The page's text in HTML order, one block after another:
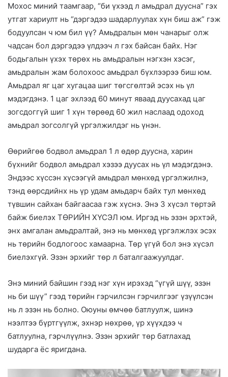
Мохос миний таамгаар, “би үхээд л амьдрал дуусна” гэх
утгат хариулт нь “дэргэдээ шадарлуулах хүн биш аж” гэж
бодуулсан ч юм бил үү? Амьдралын мөн чанарыг олж
чадсан бол дэргэдээ үлдээч л гэх байсан байх. Нэг
бодьгалын үхэх төрөх нь амьдралын нэгхэн хэсэг,
амьдралын жам болохоос амьдрал бүхлээрээ биш юм.
Амьдрал яг цаг хугацаа шиг төгсгөлтэй эсэх нь үл
мэдэгдэнэ. 1 цаг эхлээд 60 минут яваад дуусахад цаг
зогсдоггүй шиг 1 хүн төрөөд 60 жил наслаад одоход
амьдрал зогсолгүй үргэлжилдэг нь үнэн.
Өөрийгөө бодвол амьдрал 1 л өдөр дуусна, харин
бүхнийг бодвол амьдрал хэзээ дуусах нь үл мэдэгдэнэ.
Эндээс хүссэн хүсээгүй амьдрал мөнхөд үргэлжилнэ,
тэнд өөрсдийнх нь үр удам амьдарч байх тул мөнхөд
түвшин сайхан байгаасаа гэж хүснэ. Энэ 3 хүсэл төртэй
байж биелэх ТӨРИЙН ХҮСЭЛ юм. Иргэд нь эзэн эрхтэй,
энх амгалан амьдралтай, энэ нь мөнхөд үргэлжлэх эсэх
нь төрийн бодлогоос хамаарна. Төр үгүй бол энэ хүсэл
биелэхгүй. Эзэн эрхийг төр л баталгаажуулдаг.
Энэ миний байшин гээд нэг хүн ирэхэд “үгүй шүү, эзэн
нь би шүү” гээд төрийн гэрчилсэн гэрчилгээг үзүүлсэн
нь л эзэн нь болно. Оюуны өмчөө батлуулж, шинэ
нээлтээ бүртгүүлж, эхнэр нөхрөө, үр хүүхдээ ч
батлуулна, гэрчлүүлнэ. Эзэн эрхийг төр батлахад
шударга ёс яригдана.